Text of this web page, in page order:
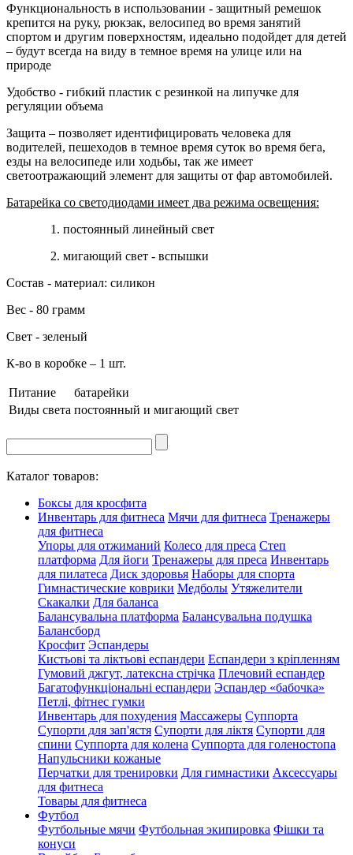
Функциональность в использовании - защитный ремешок
крепится на руку, рюкзак, велосипед во время занятий
спортом и другим поверхностям, идеально подойдет для детей
– будут всегда на виду в темное время на улице или на
природе
Удобство - гибкий пластик с резинкой на липучке для
регуляции объема
Защита – позволяет идентифицировать человека для
водителей, пешеxодов в темное время суток во время бега,
езды на велосипеде или ходьбы, так же имеет
светоотражающий элемент для защиты от фар автомобилей.
Батарейка со светодиодами имеет два режима освещения:
1. постоянный линейный свет
2. мигающий свет - вспышки
Состав - материал: силикон
Вес - 80 грамм
Свет - зеленый
К-во в коробке – 1 шт.
Питание
батарейки
Виды света постоянный и мигающий свет
Каталог товаров:
Боксы для кросфита
Инвентарь для фитнеса Мячи для фитнеса Тренажеры
для фитнеса
Упоры для отжиманий Колесо для преса Степ
платформа Для йоги Тренажеры для преса Инвентарь
для пилатеса Диск здоровья Наборы для спорта
Гимнастические коврики Медболы Утяжелители
Скакалки Для баланса
Балансувальна платформа Балансувальна подушка
Балансборд
Кросфит Эспандеры
Кистьові та ліктьові еспандери Еспандери з кріпленням
Гумовий джгут, латексна стрічка Плечовий еспандер
Багатофункціональні еспандери Эспандер «бабочка»
Петлі, фітнес гумки
Инвентарь для похудения Массажеры Суппорта
Супорти для зап'ястя Супорти для ліктя Супорти для
спини Суппорта для колена Суппорта для голеностопа
Напульсники кожаные
Перчатки для тренировки Для гимнастики Аксессуары
для фитнеса
Товары для фитнеса
Футбол
Футбольные мячи Футбольная экипировка Фішки та
конуси